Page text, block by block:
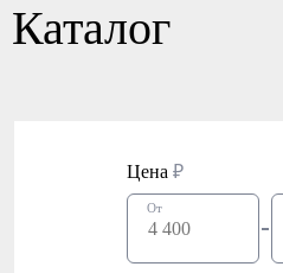
Каталог
Цена ₽
От